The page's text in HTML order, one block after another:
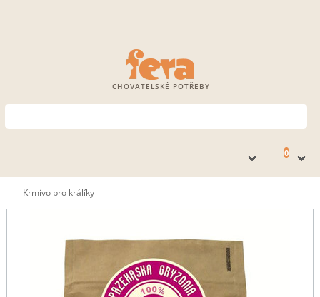
CHOVATELSKÉ POTŘEBY
0
Krmivo pro králíky